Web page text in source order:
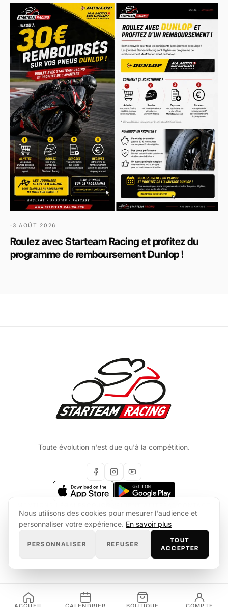
· 3 AOÛT 2026
Roulez avec Starteam Racing et profitez du
programme de remboursement Dunlop !
Toute évolution n'est due qu'à la compétition.
© 2026 Starteam Racing
Nous utilisons des cookies pour mesurer l'audience et
personnaliser votre expérience. En savoir plus
PERSONNALISER REFUSER
TOUT
ACCEPTER